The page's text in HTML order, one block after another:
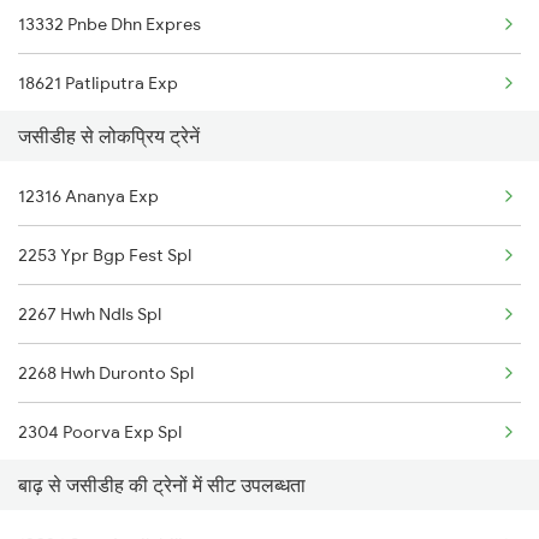
13332 Pnbe Dhn Expres
18621 Patliputra Exp
13288 South Bihar Exp
12352 Rjpb Hwh Exp
जसीडीह से लोकप्रिय ट्रेनें
12316 Ananya Exp
2253 Ypr Bgp Fest Spl
2267 Hwh Ndls Spl
2268 Hwh Duronto Spl
2304 Poorva Exp Spl
2305 Hwh Ndls Ac Spl
बाढ़ से जसीडीह की ट्रेनों में सीट उपलब्धता